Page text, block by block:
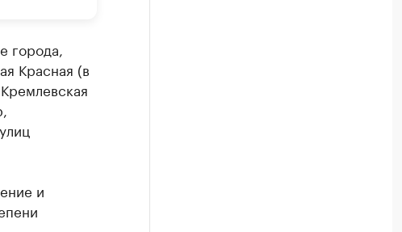
города,
Красная (в
и